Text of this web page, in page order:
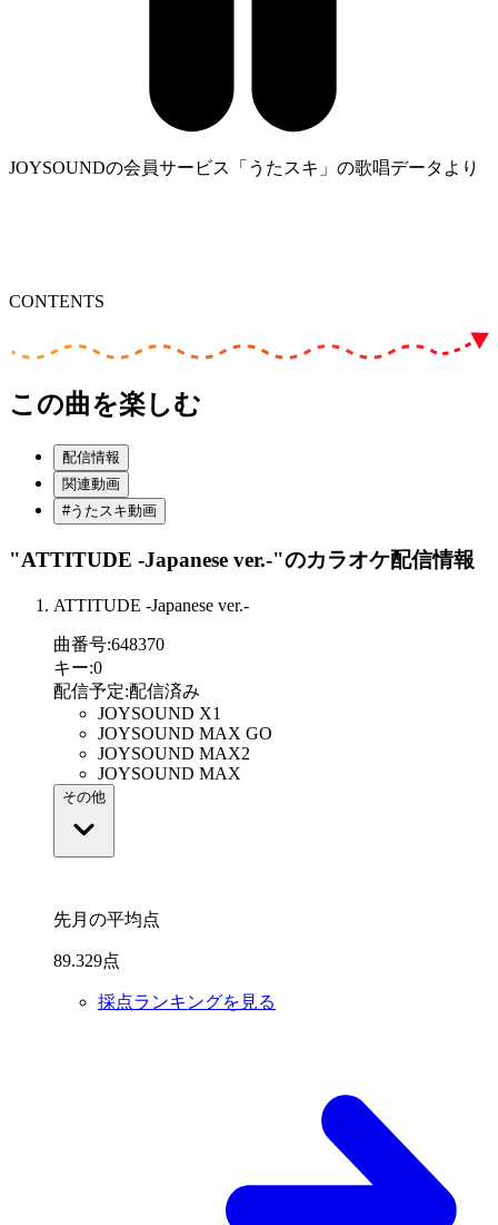
JOYSOUNDの会員サービス「うたスキ」の歌唱データより
CONTENTS
この曲を楽しむ
配信情報
関連動画
#うたスキ動画
"ATTITUDE -Japanese ver.-"のカラオケ配信情報
ATTITUDE -Japanese ver.-
曲番号:648370
キー:0
配信予定:配信済み
JOYSOUND X1
JOYSOUND MAX GO
JOYSOUND MAX2
JOYSOUND MAX
その他
先月の平均点
89.329点
採点ランキングを見る